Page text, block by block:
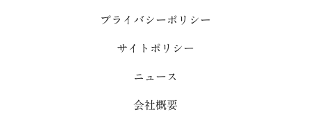
プライバシーポリシー
サイトポリシー
ニュース
会社概要